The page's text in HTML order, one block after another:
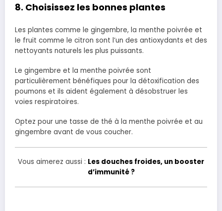
8. Choisissez les bonnes plantes
Les plantes comme le gingembre, la menthe poivrée et
le fruit comme le citron sont l’un des antioxydants et des
nettoyants naturels les plus puissants.
Le gingembre et la menthe poivrée sont
particulièrement bénéfiques pour la détoxification des
poumons et ils aident également à désobstruer les
voies respiratoires.
Optez pour une tasse de thé à la menthe poivrée et au
gingembre avant de vous coucher.
Vous aimerez aussi : Les douches froides, un booster
d’immunité ?